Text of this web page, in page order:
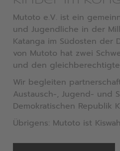
Mutoto e.V. ist ein
und Jugendliche in der
Katanga im Südosten der
von Mutoto hat zwei
und den
Wir begleiten
Austausch-, Jugend- und
Demokratischen Republik
Übrigens: Mutoto ist